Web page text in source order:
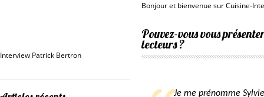
Interview Patrick Bertron
Bonjour et bienvenue sur Cuisine-
Pouvez-vous vous
lecteurs ?
Je me prénomme